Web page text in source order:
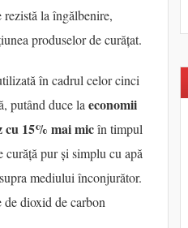
la îngălbenire,
produselor de curățat.
în cadrul celor cinci
putând duce la economii
cu 15% mai micîn timpul
pur și simplu cu apă
mediului înconjurător.
dioxid de carbon